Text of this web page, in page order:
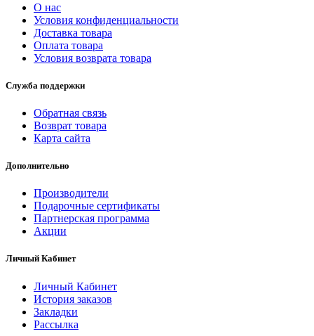
О нас
Условия конфиденциальности
Доставка товара
Оплата товара
Условия возврата товара
Служба поддержки
Обратная связь
Возврат товара
Карта сайта
Дополнительно
Производители
Подарочные сертификаты
Партнерская программа
Акции
Личный Кабинет
Личный Кабинет
История заказов
Закладки
Рассылка